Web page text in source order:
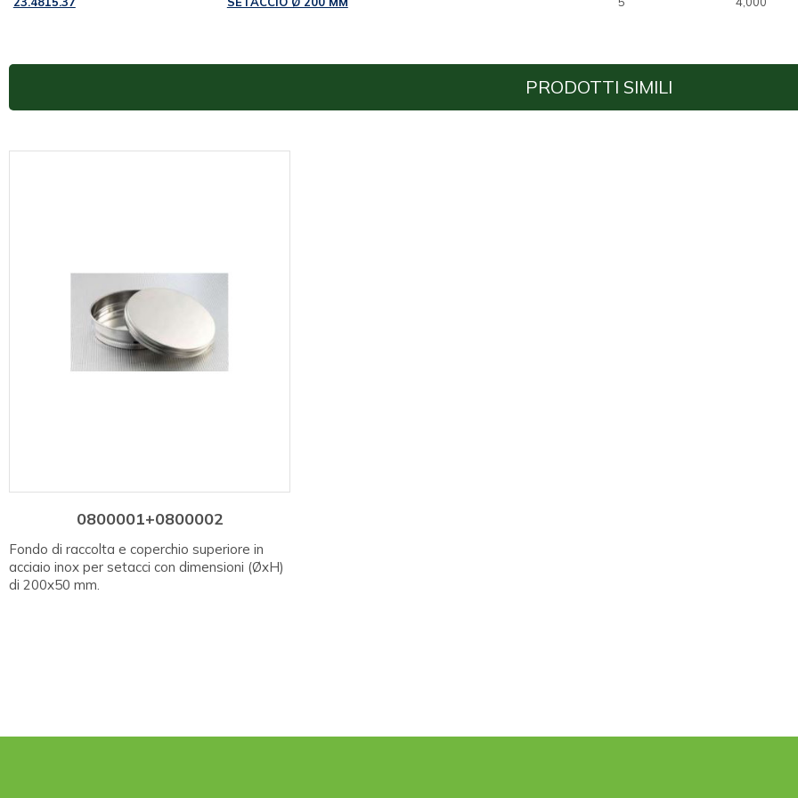
PRODOTTI SIMILI
0800001+0800002
Fondo di raccolta e coperchio superiore in
acciaio inox per setacci con dimensioni (ØxH)
di 200x50 mm.